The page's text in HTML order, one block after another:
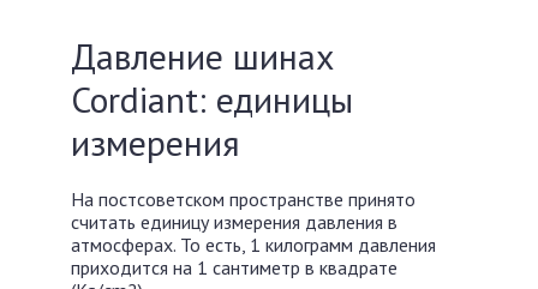
Давление шинах
Cordiant: единицы
измерения
На постсоветском пространстве принято
считать единицу измерения давления в
атмосферах. То есть, 1 килограмм давления
приходится на 1 сантиметр в квадрате